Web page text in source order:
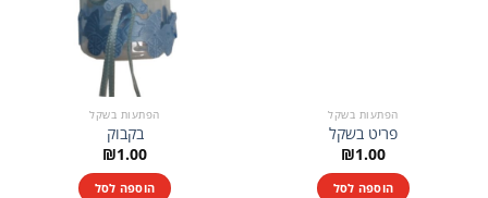
הפתעות בשקל
פריט בשקל
₪1.00
הוספה לסל
הפתעות בשקל
בקבוק
₪1.00
הוספה לסל